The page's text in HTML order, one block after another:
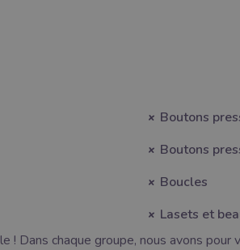
Boutons
Boutons
Boucles
Lasets et
! Dans chaque groupe, nous avons pour